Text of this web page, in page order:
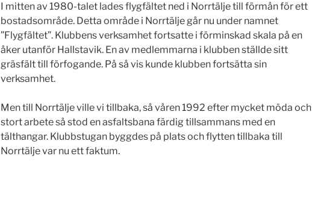
I mitten av 1980-talet lades flygfältet ned i Norrtälje till förmån för ett
bostadsområde. Detta område i Norrtälje går nu under namnet
”Flygfältet”. Klubbens verksamhet fortsatte i förminskad skala på en
åker utanför Hallstavik. En av medlemmarna i klubben ställde sitt
gräsfält till förfogande. På så vis kunde klubben fortsätta sin
verksamhet.
Men till Norrtälje ville vi tillbaka, så våren 1992 efter mycket möda och
stort arbete så stod en asfaltsbana färdig tillsammans med en
tälthangar. Klubbstugan byggdes på plats och flytten tillbaka till
Norrtälje var nu ett faktum.